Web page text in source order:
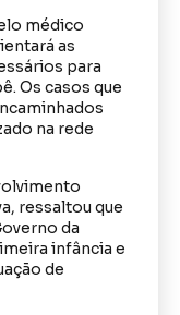
médico
as
para
Os casos que
na rede
ressaltou que
da
infância e
de